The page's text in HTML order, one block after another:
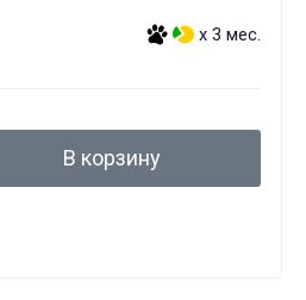
x 3 мес.
В корзину